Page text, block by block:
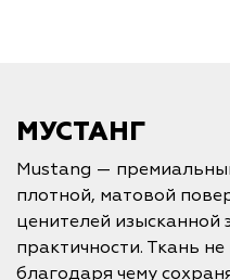
МУСТАНГ
Mustang —
плотной, матовой
ценителей изысканной
практичности. Ткань
благодаря чему